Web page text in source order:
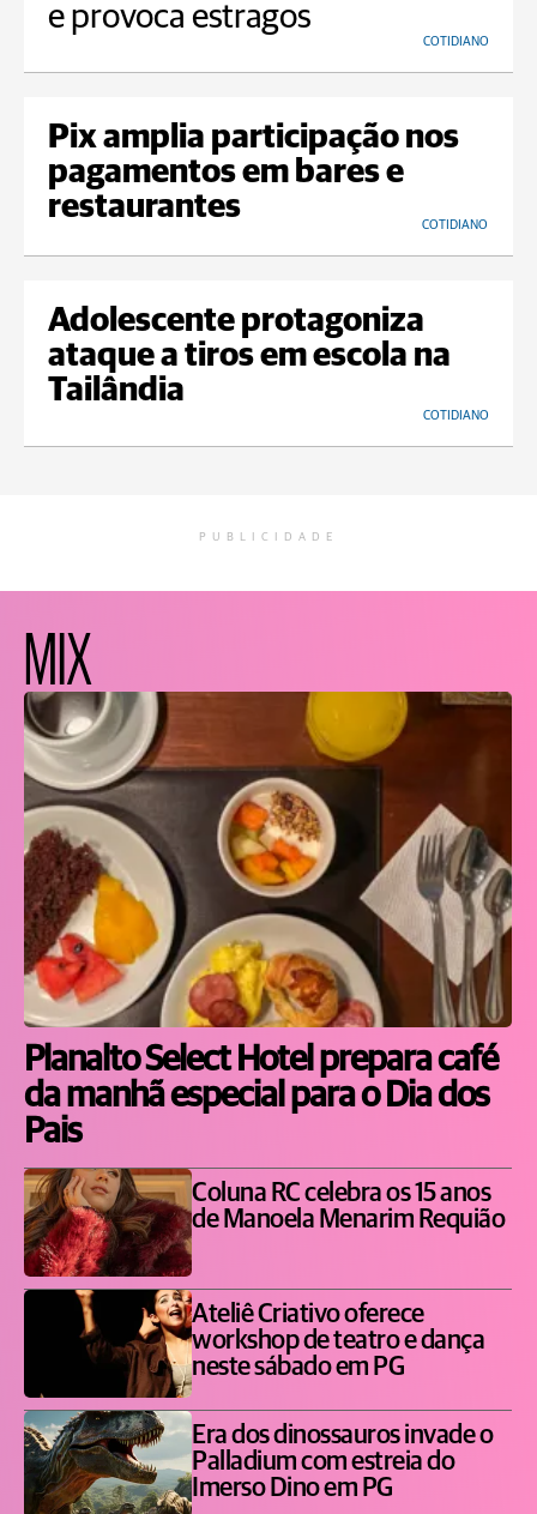
e provoca estragos
COTIDIANO
Pix amplia participação nos
pagamentos em bares e
restaurantes
COTIDIANO
Adolescente protagoniza
ataque a tiros em escola na
Tailândia
COTIDIANO
PUBLICIDADE
MIX
Planalto Select Hotel prepara café
da manhã especial para o Dia dos
Pais
Coluna RC celebra os 15 anos
de Manoela Menarim Requião
Ateliê Criativo oferece
workshop de teatro e dança
neste sábado em PG
Era dos dinossauros invade o
Palladium com estreia do
Imerso Dino em PG